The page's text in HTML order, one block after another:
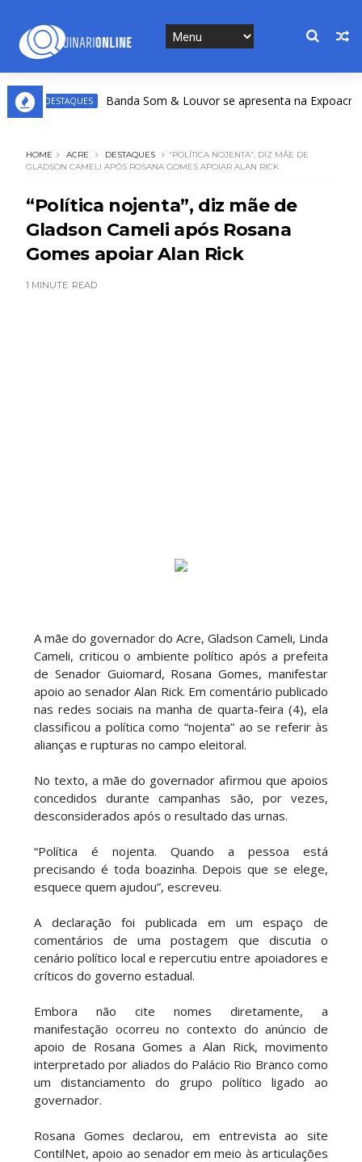
DESTAQUES Banda Som & Louvor se apresenta na Expoacre
HOME ACRE DESTAQUES
“POLÍTICA NOJENTA”, DIZ MÃE DE
GLADSON CAMELI APÓS ROSANA GOMES APOIAR ALAN RICK
“Política nojenta”, diz mãe de
Gladson Cameli após Rosana
Gomes apoiar Alan Rick
1 MINUTE READ
A mãe do governador do Acre, Gladson Cameli, Linda
Cameli, criticou o ambiente político após a prefeita
de Senador Guiomard, Rosana Gomes, manifestar
apoio ao senador Alan Rick. Em comentário publicado
nas redes sociais na manha de quarta-feira (4), ela
classificou a política como “nojenta” ao se referir às
alianças e rupturas no campo eleitoral.
No texto, a mãe do governador afirmou que apoios
concedidos durante campanhas são, por vezes,
desconsiderados após o resultado das urnas.
“Política é nojenta. Quando a pessoa está
precisando é toda boazinha. Depois que se elege,
esquece quem ajudou”, escreveu.
A declaração foi publicada em um espaço de
comentários de uma postagem que discutia o
cenário político local e repercutiu entre apoiadores e
críticos do governo estadual.
Embora não cite nomes diretamente, a
manifestação ocorreu no contexto do anúncio de
apoio de Rosana Gomes a Alan Rick, movimento
interpretado por aliados do Palácio Rio Branco como
um distanciamento do grupo político ligado ao
governador.
Rosana Gomes declarou, em entrevista ao site
ContilNet, apoio ao senador em meio às articulações